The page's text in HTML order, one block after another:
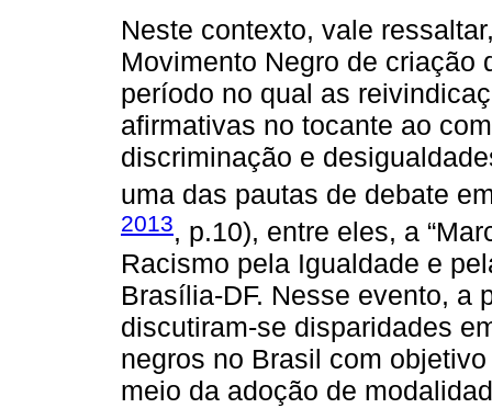
Neste contexto, vale
Movimento Negro de criação
período no qual as
afirmativas no tocante ao
discriminação e
uma das pautas de debate
2013, p.10), entre eles, a
Racismo pela Igualdade e
Brasília-DF. Nesse evento, a
discutiram-se disparidades
negros no Brasil com
meio da adoção de